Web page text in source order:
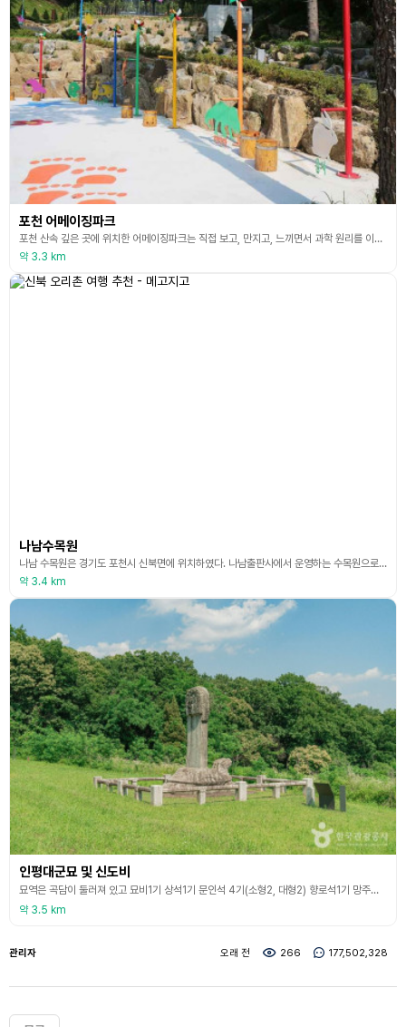
포천 어메이징파크
포천 산속 깊은 곳에 위치한 어메이징파크는 직접 보고, 만지고, 느끼면서 과학 원리를 이해하고 탐구하는 과학놀이터이다. 어메이징파크는 네이처존과 사이언스존으로 나눌 수 있다. 네이처존에는 서스펜션브릿지, 히든브릿지, 에어링로드, 와인딩로드 등 다양한 이색다리들로 이루어져 있으며, 사이언스존에는 어메이징파크 과학관, 어메이징스윙, 대형분수, 펜듈럼펌프, 솔라시스템 등 다양하고 거대한 공학기구들이 있는 과학관이 있다.
약 3.3 km
나남수목원
나남 수목원은 경기도 포천시 신북면에 위치하였다. 나남출판사에서 운영하는 수목원으로 조용하고 한적한 휴양림이다. 출판사에서 운영하는 수목원답게 나무 한 그루 한 그루마다 정성 가득한 수목원이다. 산책로와 각종 조형물을 잘 갖추고 있다. 조용한 산책로를 따라 걸으며 산림욕과 힐링이 즐길 수 있다. 주요 시설로는 숲속의 숲 나남책 박물관과 펜션을 이용할 수 있다. 책 박물관은 세상의 지식을 기록하고 쌓아 온 지성의 숲이다. 박물관 1층에는 커피를 비롯한
약 3.4 km
인평대군묘 및 신도비
묘역은 곡담이 둘러져 있고 묘비1기 상석1기 문인석 4기(소형2, 대형2) 향로석1기 망주석2기 장명등1기가 배치되어 있다. 묘역봉분 좌측에는 비신이 없는 귀부가 있어 또다른 비석이 있었음을 말해주고 있다. 묘비에는 유명 조선국 인평대군 겸오위도총부도총관증시충경공지묘 복천부부인오씨부좌(有明朝鮮國麟坪大君 兼 五衛都摠府都摠管 贈諡忠敬公之墓 福川府夫人吳氏 左)의 명문과 무술구월초삼일(戊戌九月初三日) 의 건립기문이 있다.상석의 고석(鼓石)은 사면에 사자상이 양
약 3.5 km
관리자 오래 전 266 177,502,328